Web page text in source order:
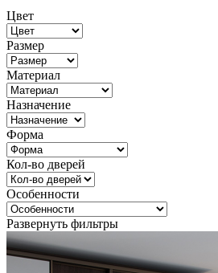
Цвет
Размер
Материал
Назначение
Форма
Кол-во дверей
Особенности
Развернуть фильтры